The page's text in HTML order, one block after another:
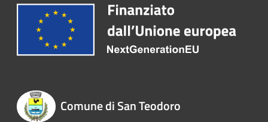
Comune di San Teodoro